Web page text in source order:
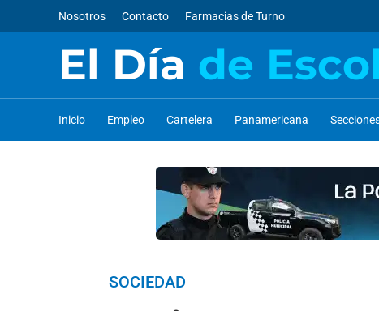
Nosotros Contacto Farmacias de Turno
El Día de
Inicio Empleo Cartelera Panamericana
SOCIEDAD